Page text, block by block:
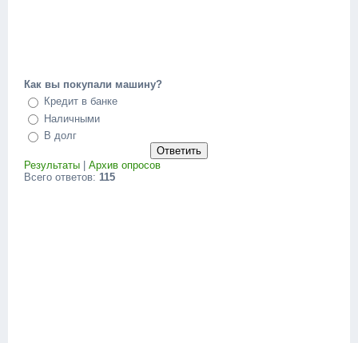
Как вы покупали машину?
Кредит в банке
Наличными
В долг
Результаты
Архив опросов
Всего ответов: 115